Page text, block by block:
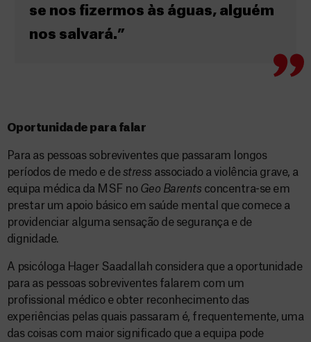
se nos fizermos às águas, alguém
nos salvará.”
Oportunidade para falar
Para as pessoas sobreviventes que passaram longos
períodos de medo e destress associado a violência grave, a
equipa médica da MSF no Geo Barents concentra-se em
prestar um apoio básico em saúde mental que comece a
providenciar alguma sensação de segurança e de
dignidade.
A psicóloga Hager Saadallah considera que a oportunidade
para as pessoas sobreviventes falarem com um
profissional médico e obter reconhecimento das
experiências pelas quais passaram é, frequentemente, uma
das coisas com maior significado que a equipa pode